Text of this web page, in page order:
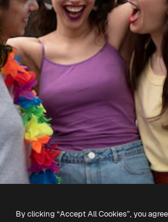
By clicking “Accept All Cookies”, you